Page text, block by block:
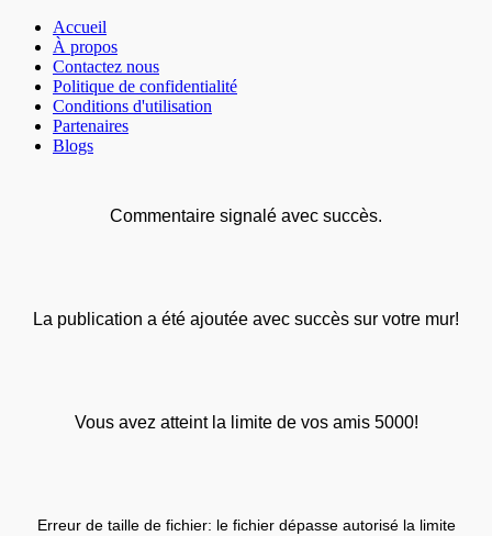
Accueil
À propos
Contactez nous
Politique de confidentialité
Conditions d'utilisation
Partenaires
Blogs
Commentaire signalé avec succès.
La publication a été ajoutée avec succès sur votre mur!
Vous avez atteint la limite de vos amis 5000!
Erreur de taille de fichier: le fichier dépasse autorisé la limite